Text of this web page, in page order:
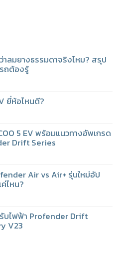
าลมยางธรรมดาจริงไหม? สรุป
ถต้องรู้
ยี่ห้อไหนดี?
5 EV พร้อมแนวทางอัพเกรด
Drift Series
Air vs Air+ รุ่นใหม่อัป
ไหน?
รับไฟฟ้า Profender Drift
V23